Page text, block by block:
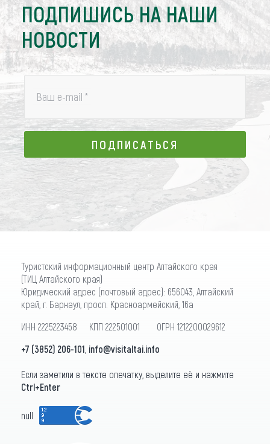
ПОДПИШИСЬ НА НАШИ
НОВОСТИ
Ваш e-mail *
ПОДПИСАТЬСЯ
ПОДПИСАТЬСЯ
Туристский информационный центр Алтайского края
(ТИЦ Алтайского края)
Юридический адрес (почтовый адрес): 656043, Алтайский
край, г. Барнаул, просп. Красноармейский, 16а
ИНН 2225223458 КПП 222501001 ОГРН 1212200029612
+7 (3852) 206-101 info@visitaltai.info
Если заметили в тексте опечатку, выделите её и нажмите
Ctrl+Enter
null